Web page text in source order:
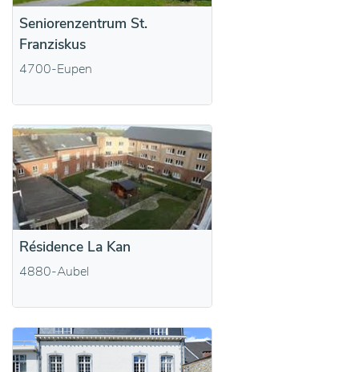
Seniorenzentrum St.
Franziskus
4700-Eupen
Résidence La Kan
4880-Aubel